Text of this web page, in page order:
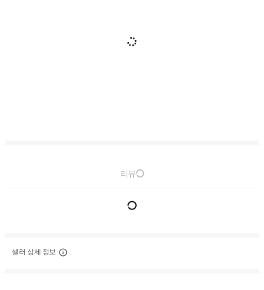
리뷰
셀러 상세 정보